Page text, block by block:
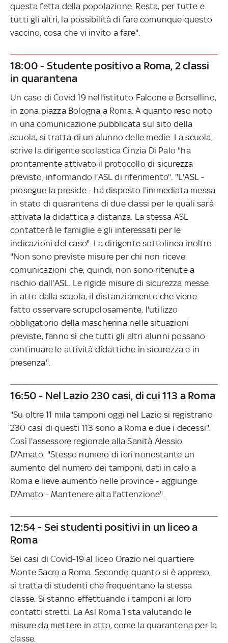
questa fetta della popolazione. Resta, per tutte e
tutti gli altri, la possibilità di fare comunque questo
vaccino, cosa che vi invito a fare".
18:00 - Studente positivo a Roma, 2 classi
in quarantena
Un caso di Covid 19 nell'istituto Falcone e Borsellino,
in zona piazza Bologna a Roma. A quanto reso noto
in una comunicazione pubblicata sul sito della
scuola, si tratta di un alunno delle medie. La scuola,
scrive la dirigente scolastica Cinzia Di Palo "ha
prontamente attivato il protocollo di sicurezza
previsto, informando l'ASL di riferimento". "L'ASL -
prosegue la preside - ha disposto l'immediata messa
in stato di quarantena di due classi per le quali sarà
attivata la didattica a distanza. La stessa ASL
contatterà le famiglie e gli interessati per le
indicazioni del caso". La dirigente sottolinea inoltre:
"Non sono previste misure per chi non riceve
comunicazioni che, quindi, non sono ritenute a
rischio dall'ASL. Le rigide misure di sicurezza messe
in atto dalla scuola, il distanziamento che viene
fatto osservare scrupolosamente, l'utilizzo
obbligatorio della mascherina nelle situazioni
previste, fanno sì che tutti gli altri alunni possano
continuare le attività didattiche in sicurezza e in
presenza".
16:50 - Nel Lazio 230 casi, di cui 113 a Roma
"Su oltre 11 mila tamponi oggi nel Lazio si registrano
230 casi di questi 113 sono a Roma e due i decessi".
Così l'assessore regionale alla Sanità Alessio
D'Amato. "Stesso numero di ieri nonostante un
aumento del numero dei tamponi, dati in calo a
Roma e lieve aumento nelle province - aggiunge
D'Amato - Mantenere alta l'attenzione".
12:54 - Sei studenti positivi in un liceo a
Roma
Sei casi di Covid-19 al liceo Orazio nel quartiere
Monte Sacro a Roma. Secondo quanto si è appreso,
si tratta di studenti che frequentano la stessa
classe. Si stanno effettuando i tamponi ai loro
contatti stretti. La Asl Roma 1 sta valutando le
misure da mettere in atto, come la quarantena per la
classe.